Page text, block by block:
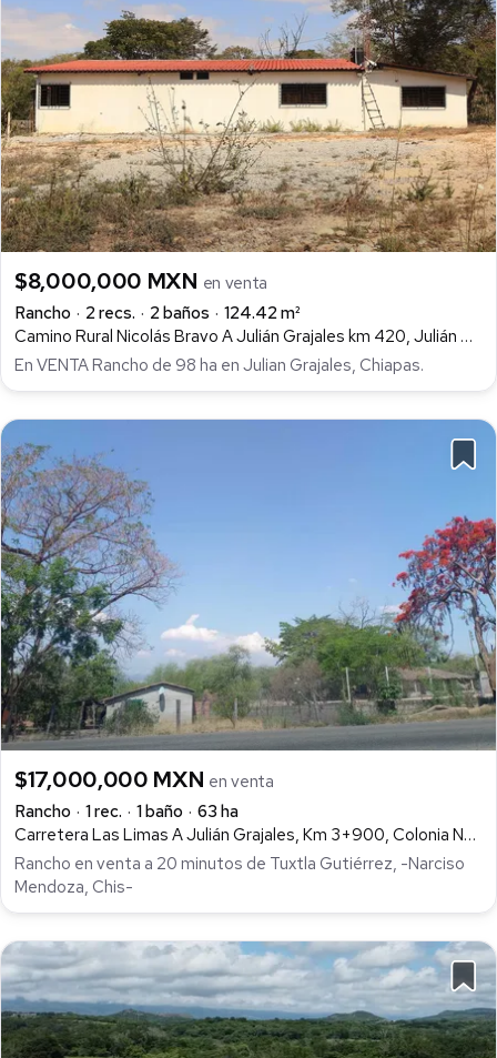
$8,000,000 MXN en venta
Rancho
2 recs. 2 baños
124.42 m²
Camino Rural Nicolás Bravo A Julián Grajales km 420, Julián Grajales, Chiapa de Corzo
En VENTA Rancho de 98 ha en Julian Grajales, Chiapas.
$17,000,000 MXN en venta
Rancho
1 rec. 1 baño
63 ha
Carretera Las Limas A Julián Grajales, Km 3+900, Colonia Narciso Mendoza, Municipio De Chiapa De Corzo, Narciso Mendoza, Chiapa de Corzo
Rancho en venta a 20 minutos de Tuxtla Gutiérrez, -Narciso
Mendoza, Chis-